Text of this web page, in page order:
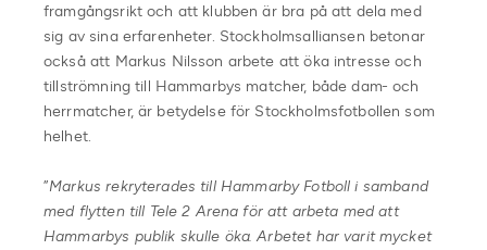
framgångsrikt och att klubben är bra på att dela med
sig av sina erfarenheter. Stockholmsalliansen betonar
också att Markus Nilsson arbete att öka intresse och
tillströmning till Hammarbys matcher, både dam- och
herrmatcher, är betydelse för Stockholmsfotbollen som
helhet.
”Markus rekryterades till Hammarby Fotboll i samband
med flytten till Tele 2 Arena för att arbeta med att
Hammarbys publik skulle öka. Arbetet har varit mycket